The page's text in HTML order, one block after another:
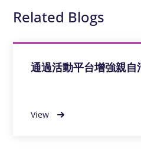
Related Blogs
通過活動平台增強親
View